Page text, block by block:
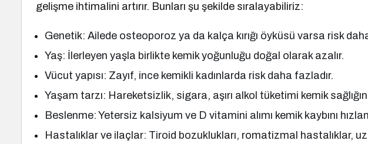
gelişme ihtimalini artırır. Bunları şu şekilde sıralayabiliriz:
Genetik: Ailede osteoporoz ya da kalça kırığı öyküsü varsa risk
Yaş: İlerleyen yaşla birlikte kemik yoğunluğu doğal olarak azalır.
Vücut yapısı: Zayıf, ince kemikli kadınlarda risk daha fazladır.
Yaşam tarzı: Hareketsizlik, sigara, aşırı alkol tüketimi kemik
Beslenme: Yetersiz kalsiyum ve D vitamini alımı kemik kaybını
Hastalıklar ve ilaçlar: Tiroid bozuklukları, romatizmal hastalıklar,